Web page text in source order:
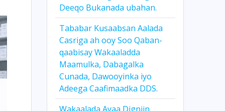
Deeqo Bukanada ubahan.
Tababar Kusaabsan Aalada
Casriga ah ooy Soo Qaban-
qaabisay Wakaaladda
Maamulka, Dabagalka
Cunada, Dawooyinka iyo
Adeega Caafimaadka DDS.